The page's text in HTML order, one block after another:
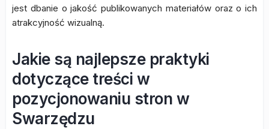
jest dbanie o jakość publikowanych materiałów oraz o ich
atrakcyjność wizualną.
Jakie są najlepsze praktyki
dotyczące treści w
pozycjonowaniu stron w
Swarzędzu